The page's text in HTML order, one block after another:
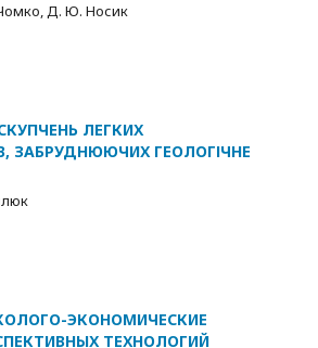
Д. Ю. Носик
ЛЕГКИХ
ЗАБРУДНЮЮЧИХ ГЕОЛОГІЧНЕ
ЭКОНОМИЧЕСКИЕ
ТЕХНОЛОГИЙ